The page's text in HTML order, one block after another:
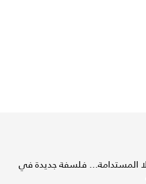
المستدامة... فلسفة جديدة في